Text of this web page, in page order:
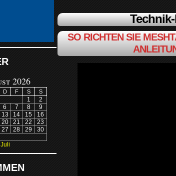
2026
D F S S
1
2
6 7 8
9
13 14 15
16
20 21 22
23
27 28 29
30
SO RICHTEN SIE